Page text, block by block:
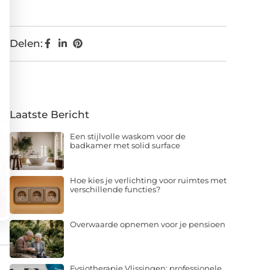
Delen:
Laatste Bericht
Een stijlvolle waskom voor de
badkamer met solid surface
Hoe kies je verlichting voor ruimtes met
verschillende functies?
Overwaarde opnemen voor je pensioen